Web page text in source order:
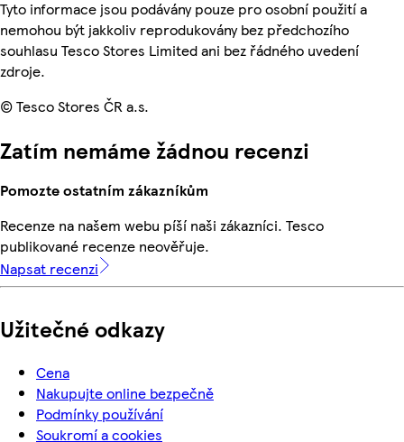
Tyto informace jsou podávány pouze pro osobní použití a
nemohou být jakkoliv reprodukovány bez předchozího
souhlasu Tesco Stores Limited ani bez řádného uvedení
zdroje.
© Tesco Stores ČR a.s.
Zatím nemáme žádnou recenzi
Pomozte ostatním zákazníkům
Recenze na našem webu píší naši zákazníci. Tesco
publikované recenze neověřuje.
Napsat recenzi
Užitečné odkazy
Cena
Nakupujte online bezpečně
Podmínky používání
Soukromí a cookies